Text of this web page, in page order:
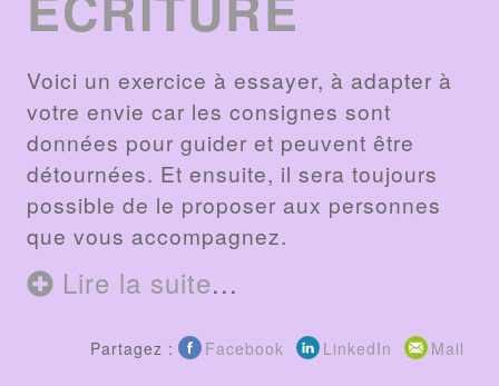
Voici un exercice à essayer, à adapter à
votre envie car les consignes sont
données pour guider et peuvent être
détournées. Et ensuite, il sera toujours
possible de le proposer aux personnes
que vous accompagnez.
Lire la suite...
Partagez : Facebook LinkedIn Mail